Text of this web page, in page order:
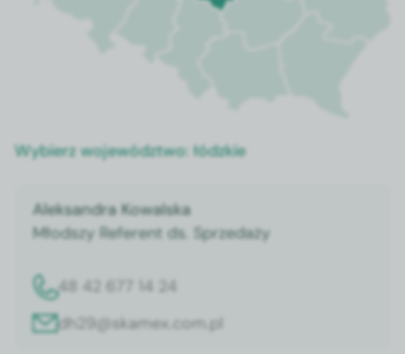
Wybierz województwo:łódzkie
Aleksandra Kowalska
Młodszy Referent ds. Sprzedaży
48 42 677 14 24
dh29@skamex.com.pl